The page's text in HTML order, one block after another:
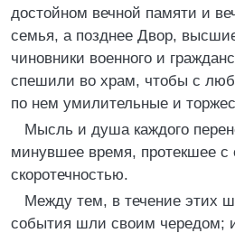
достойном вечной памяти и
семья, а позднее Двор,
чиновники военного и
спешили во храм, чтобы с
по нем умилительные и
Мысль и душа каждого
минувшее время, протекшее с
скоротечностью.
Между тем, в течение этих
события шли своим чередом;